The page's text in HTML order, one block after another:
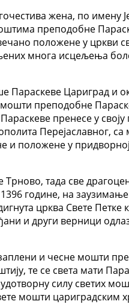
жена, по
преподобне
положене у цркви
многа исцељења
Цариград и
преподобне
пренесе у
Перејаславног,
положене у
Трново, тада све
године, на
црква Свете Петке
и други верници
и чесне мошти
те се света мати
силу светих
мошти цариградским